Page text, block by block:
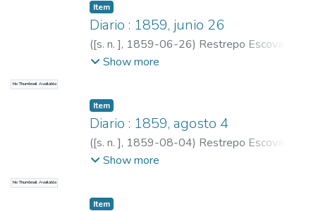
No Thumbnail Available
Item
Diario : 1859, junio 26
([s. n. ], 1859-06-26) Restrepo Escovar,
Pedro Antonio, 1815-1899
Show more
No Thumbnail Available
Item
Diario : 1859, agosto 4
([s. n. ], 1859-08-04) Restrepo Escovar,
Pedro Antonio, 1815-1899
Show more
Item